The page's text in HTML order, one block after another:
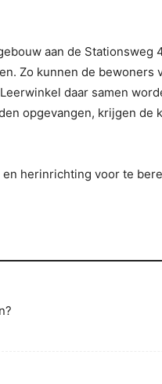
aan de Stationsweg
Zo kunnen de bewoners
daar samen
opgevangen, krijgen de
herinrichting voor te